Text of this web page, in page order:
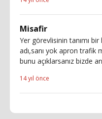
Misafir
Yer görevlisinin tanımı
adı,sanı yok apron trafik
bunu açıklarsanız bizde
14 yıl önce